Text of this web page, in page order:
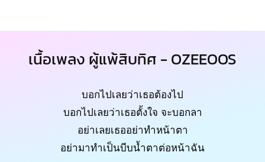
เนื้อเพลง ผู้แพ้สิบทิศ - OZEEOOS
บอกไปเลยว่าเธอต้องไป
บอกไปเลยว่าเธอตั้งใจ จะบอกลา
อย่าเลยเธออย่าทำหน้าตา
อย่ามาทำเป็นบีบน้ำตาต่อหน้าฉัน